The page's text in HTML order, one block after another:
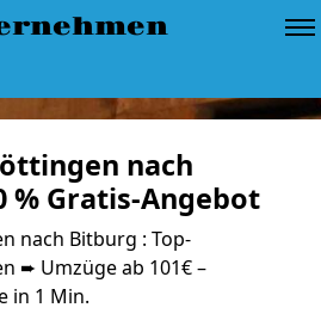
nach
% Gratis-Angebot
nach Bitburg : Top-
➨ Umzüge ab 101€ –
in 1 Min.